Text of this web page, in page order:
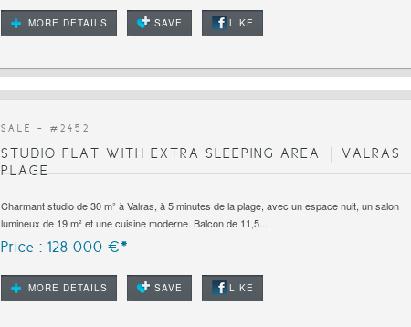
MORE DETAILS SAVE LIKE
SALE - # 2452
STUDIO FLAT WITH EXTRA SLEEPING AREA
VALRAS
PLAGE
Charmant studio de 30 m² à Valras, à 5 minutes de la plage, avec un espace nuit, un salon
lumineux de 19 m² et une cuisine moderne. Balcon de 11,5...
Price : 128 000 €*
MORE DETAILS SAVE LIKE